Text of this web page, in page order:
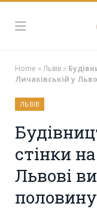
Home »Львів»
Личаківській у
ЛЬВІВ
стінки
Львові
половину